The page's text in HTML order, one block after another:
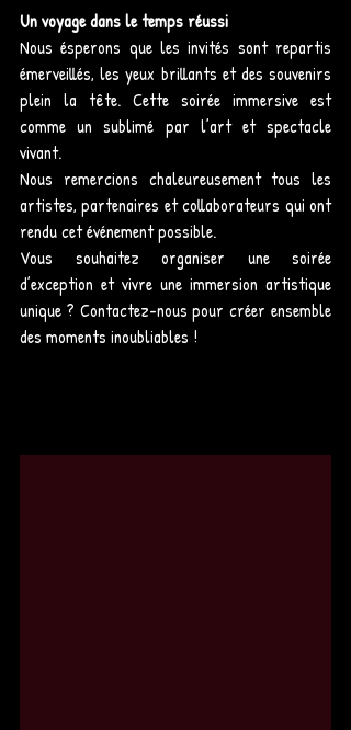
Un voyage dans le temps réussi
Nous ésperons que les invités sont repartis
émerveillés, les yeux brillants et des souvenirs
plein la tête. Cette soirée immersive est
comme un sublimé par l’art et spectacle
vivant.
Nous remercions chaleureusement tous les
artistes, partenaires et collaborateurs qui ont
rendu cet événement possible.
Vous souhaitez organiser une soirée
d’exception et vivre une immersion artistique
unique ? Contactez-nous pour créer ensemble
des moments inoubliables !